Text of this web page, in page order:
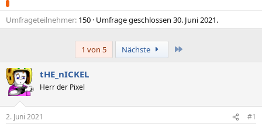
Umfrageteilnehmer 150 Umfrage geschlossen 30. Juni 2021.
1 von 5 Nächste
tHE_nICKEL
Herr der Pixel
2. Juni 2021 #1